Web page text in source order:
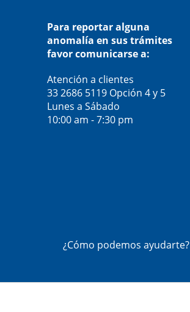
Para reportar alguna
anomalía en sus trámites
favor comunicarse a:
Atención a clientes
33 2686 5119 Opción 4 y 5
Lunes a Sábado
10:00 am - 7:30 pm
¿Cómo podemos ayudarte?